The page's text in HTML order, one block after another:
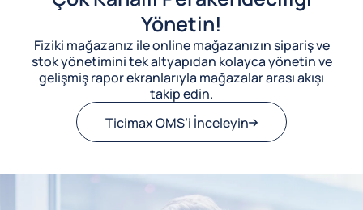
Yönetin!
Fiziki mağazanız ile online mağazanızın sipariş ve
stok yönetimini tek altyapıdan kolayca yönetin ve
gelişmiş rapor ekranlarıyla mağazalar arası akışı
takip edin.
Ticimax OMS’i İnceleyin